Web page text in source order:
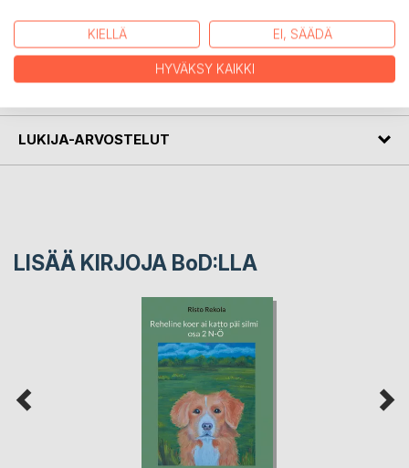
KIRJAILIJA
LUKIJA-ARVOSTELUT
LISÄÄ KIRJOJA BoD:LLA
KIELLÄ EI, SÄÄDÄ
HYVÄKSY KAIKKI